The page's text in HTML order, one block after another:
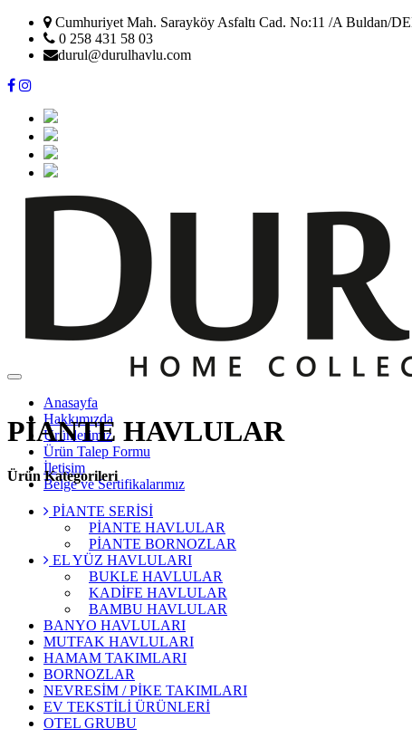
Cumhuriyet Mah. Sarayköy Asfaltı Cad. No:11 /A Buldan/
0 258 431 58 03
durul@durulhavlu.com
Anasayfa
Hakkımızda
Ürünlerimiz
Ürün Talep Formu
İletişim
Belge ve Sertifikalarımız
PİANTE HAVLULAR
Ürün Kategorileri
PİANTE SERİSİ
PİANTE HAVLULAR
PİANTE BORNOZLAR
EL YÜZ HAVLULARI
BUKLE HAVLULAR
KADİFE HAVLULAR
BAMBU HAVLULAR
BANYO HAVLULARI
MUTFAK HAVLULARI
HAMAM TAKIMLARI
BORNOZLAR
NEVRESİM / PİKE TAKIMLARI
EV TEKSTİLİ ÜRÜNLERİ
OTEL GRUBU